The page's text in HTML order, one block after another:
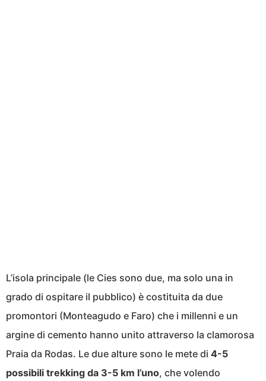
L’isola principale (le Cies sono due, ma solo una in
grado di ospitare il pubblico) è costituita da due
promontori (Monteagudo e Faro) che i millenni e un
argine di cemento hanno unito attraverso la clamorosa
Praia da Rodas. Le due alture sono le mete di 4-5
possibili trekking da 3-5 km l’uno, che volendo